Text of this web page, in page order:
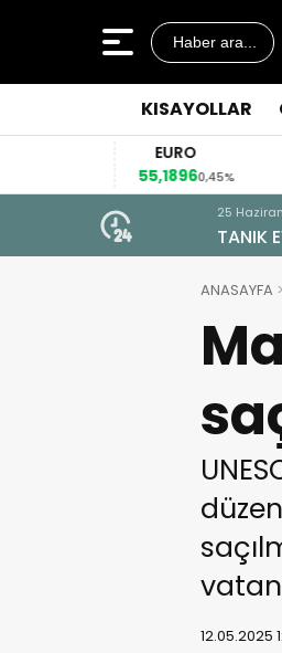
Haber ara...
KISAYOLLAR
EURO
55,18960,45%
25
TANIK
ANASAYFA
12.05.2025